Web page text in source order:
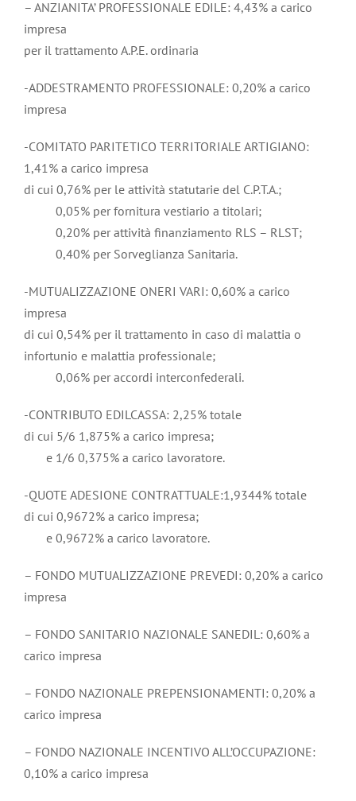
– ANZIANITA’ PROFESSIONALE EDILE: 4,43% a carico
impresa
per il trattamento A.P.E. ordinaria
-ADDESTRAMENTO PROFESSIONALE: 0,20% a carico
impresa
-COMITATO PARITETICO TERRITORIALE ARTIGIANO:
1,41% a carico impresa
di cui 0,76% per le attività statutarie del C.P.T.A.;
0,05% per fornitura vestiario a titolari;
0,20% per attività finanziamento RLS – RLST;
0,40% per Sorveglianza Sanitaria.
-MUTUALIZZAZIONE ONERI VARI: 0,60% a carico
impresa
di cui 0,54% per il trattamento in caso di malattia o
infortunio e malattia professionale;
0,06% per accordi interconfederali.
-CONTRIBUTO EDILCASSA: 2,25% totale
di cui 5/6 1,875% a carico impresa;
e 1/6 0,375% a carico lavoratore.
-QUOTE ADESIONE CONTRATTUALE:1,9344% totale
di cui 0,9672% a carico impresa;
e 0,9672% a carico lavoratore.
– FONDO MUTUALIZZAZIONE PREVEDI: 0,20% a carico
impresa
– FONDO SANITARIO NAZIONALE SANEDIL: 0,60% a
carico impresa
– FONDO NAZIONALE PREPENSIONAMENTI: 0,20% a
carico impresa
– FONDO NAZIONALE INCENTIVO ALL’OCCUPAZIONE:
0,10% a carico impresa